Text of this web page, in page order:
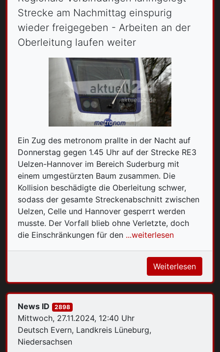
Strecke am Nachmittag einspurig
wieder freigegeben - Arbeiten an der
Oberleitung laufen weiter
Ein Zug des metronom prallte in der Nacht auf
Donnerstag gegen 1.45 Uhr auf der Strecke RE3
Uelzen-Hannover im Bereich Suderburg mit
einem umgestürzten Baum zusammen. Die
Kollision beschädigte die Oberleitung schwer,
sodass der gesamte Streckenabschnitt zwischen
Uelzen, Celle und Hannover gesperrt werden
musste. Der Vorfall blieb ohne Verletzte, doch
die Einschränkungen für den ...weiterlesen
Weiterlesen
Mittwoch, 27.11.2024, 12:40 Uhr
Deutsch Evern, Landkreis Lüneburg,
Niedersachsen
News ID 2898